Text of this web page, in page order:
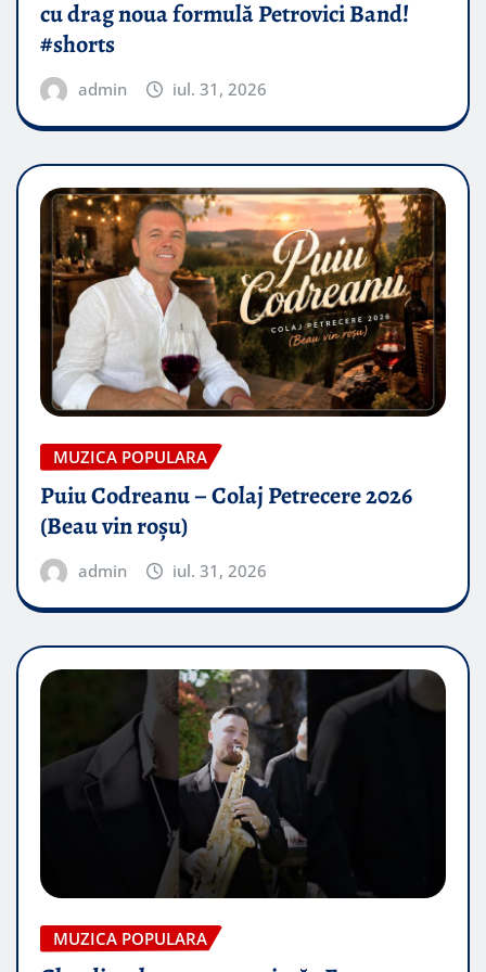
cu drag noua formulă Petrovici Band!
#shorts
admin iul. 31, 2026
MUZICA POPULARA
Puiu Codreanu – Colaj Petrecere 2026
(Beau vin roșu)
admin iul. 31, 2026
MUZICA POPULARA